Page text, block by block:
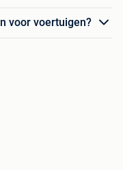
voor voertuigen?